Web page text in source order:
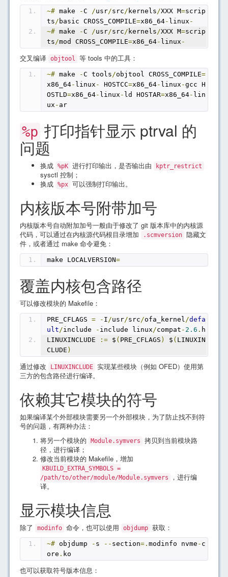
~# make -C /usr/src/ kernels/XXX M=scrip
ts/ basic CROSS_COMPILE=x86_64- linux -
~# make -C /usr/src/ kernels/XXX M=scrip
ts/mod CROSS_COMPILE=x86_64- linux -
交叉编译 objtool 等 tools 中的工具：
~# make -C tools/objtool CROSS_COMPILE=
x86_64- linux - HOSTCC=x86_64- linux -gcc H
OSTLD=x86_64- linux - ld HOSTAR=x86_64- lin
ux - ar
%p 打印指针显示 ptrval 的
问题
换成 %pK 进行打印输出，是否输出由 kptr_restrict
sysctl 控制；
换成 %px 可以强制打印输出。
内核版本号附带加号
内核版本号自动附加加号一般由于修改了 git 版本库中的内核源
代码，可以通过在内核源代码根目录增加
.scmversion 隐藏文
件，或者通过 make 命令避免：
make LOCALVERSION=
覆盖内核包含路径
可以修改模块的 Makefile：
PRE_CFLAGS = - I/usr/src/ofa_kernel/defa
ult/include - include linux/compat - 2.6 . h
LINUXINCLUDE
:= $ ( PRE_CFLAGS ) $ ( LINUXIN
CLUDE )
通过修改 LINUXINCLUDE 实现某些模块（例如 OFED）使用第
三方的包含路径进行编译。
依赖其它模块的符号
如果编译某个外部模块需要另一个外部模块，为了防止找不到符
号的问题，有两种办法：
将另一个模块的
Module.symvers
拷贝到当前模块路
径，进行编译；
修改当前模块的 Makefile，增加
KBUILD_EXTRA_SYMBOLS =
/path/to/other/module/Module.symvers
，进行编
译。
显示模块信息
除了 modinfo 命令，也可以使用 objdump 获取：
~# objdump - s -- section=. modinfo nvme - c
ore . ko
也可以获取符号版本信息：